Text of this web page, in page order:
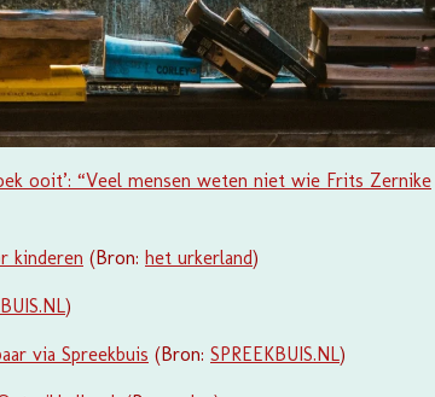
ooit’: “Veel mensen weten niet wie Frits Zernike
kinderen (Bron: het urkerland)
)
via Spreekbuis (Bron: SPREEKBUIS.NL )